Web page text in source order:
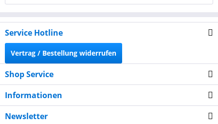
Service Hotline
Vertrag / Bestellung widerrufen
Shop Service
Informationen
Newsletter